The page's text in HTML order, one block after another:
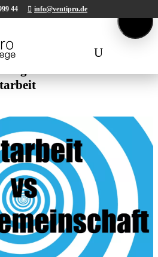
kontakt@ventipro.de
44 info@ventipro.de